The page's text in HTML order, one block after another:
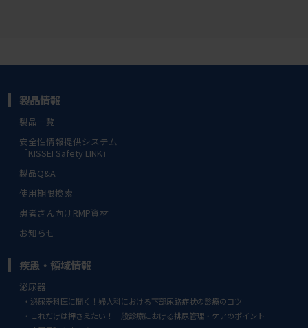
製品情報
製品一覧
安全性情報提供システム
「KISSEI Safety LINK」
製品Q&A
使用期限検索
患者さん向けRMP資材
お知らせ
疾患・領域情報
泌尿器
泌尿器科医に聞く！婦人科における下部尿路症状の診療のコツ
これだけは押さえたい！一般診療における排尿管理・ケアのポイント